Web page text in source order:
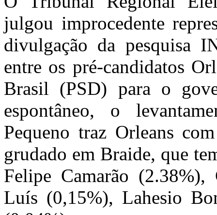
julgou improcedente
divulgação da pesquisa
entre os pré-candidatos
Brasil (PSD) para o
espontâneo, o
Pequeno traz Orleans
grudado em Braide, que
Felipe Camarão
Luís (0,15%), Lahesio